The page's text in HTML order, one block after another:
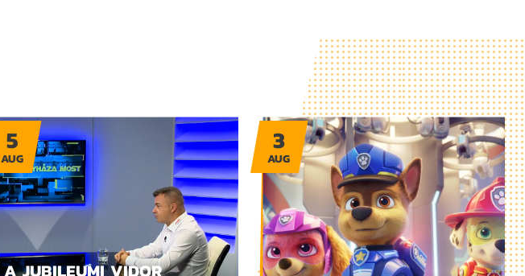
A JUBILEUMI VIDOR
5
AUG
3
AUG